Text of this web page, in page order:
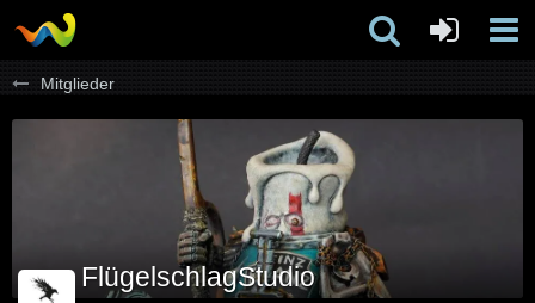
Mitglieder
FlügelschlagStudio